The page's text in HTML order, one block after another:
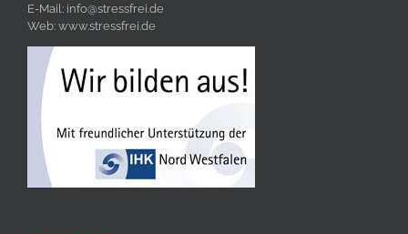
E-Mail: info@stressfrei.de
Web: www.stressfrei.de